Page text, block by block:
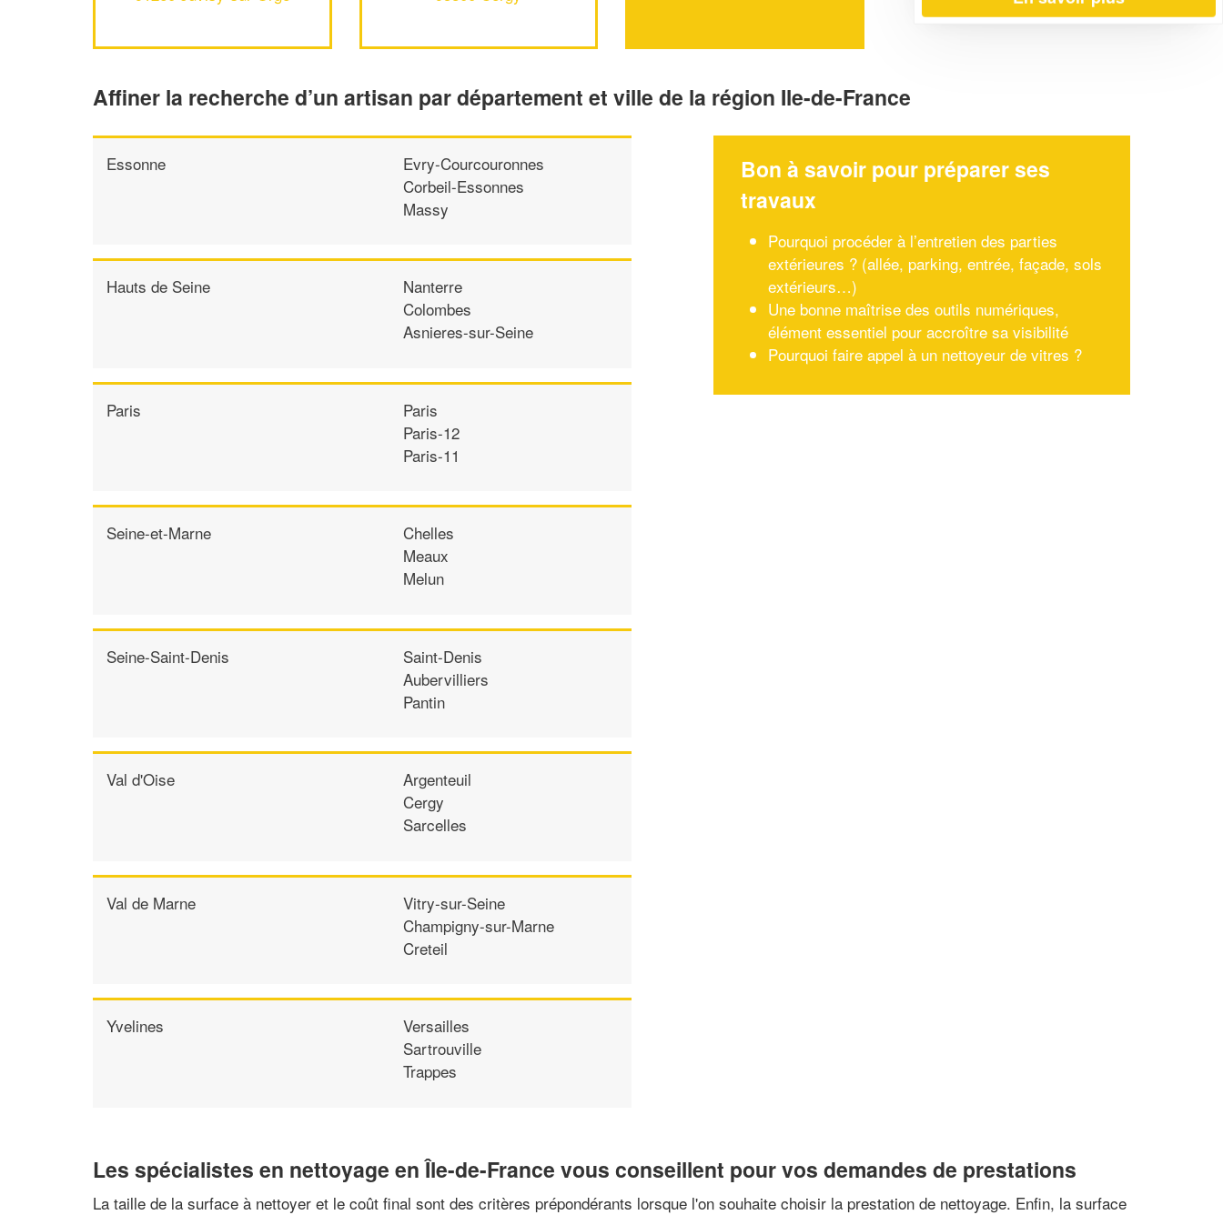
Affiner la recherche d’un artisan par département et ville de la région Ile-de-France
Essonne
Evry-Courcouronnes
Corbeil-Essonnes
Massy
Hauts de Seine
Nanterre
Colombes
Asnieres-sur-Seine
Paris
Paris
Paris-12
Paris-11
Seine-et-Marne
Chelles
Meaux
Melun
Seine-Saint-Denis
Saint-Denis
Aubervilliers
Pantin
Val d'Oise
Argenteuil
Cergy
Sarcelles
Val de Marne
Vitry-sur-Seine
Champigny-sur-Marne
Creteil
Yvelines
Versailles
Sartrouville
Trappes
Bon à savoir pour préparer ses
travaux
Pourquoi procéder à l’entretien des parties
extérieures ? (allée, parking, entrée, façade, sols
extérieurs…)
Une bonne maîtrise des outils numériques,
élément essentiel pour accroître sa visibilité
Pourquoi faire appel à un nettoyeur de vitres ?
Les spécialistes en nettoyage en Île-de-France vous conseillent pour vos demandes de prestations
La taille de la surface à nettoyer et le coût final sont des critères prépondérants lorsque l'on souhaite choisir la prestation de nettoyage. Enfin, la surface